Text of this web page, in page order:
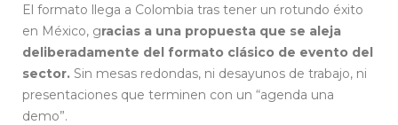
El formato llega a Colombia tras tener un rotundo éxito
en México, gracias a una propuesta que se aleja
deliberadamente del formato clásico de evento del
sector. Sin mesas redondas, ni desayunos de trabajo, ni
presentaciones que terminen con un “agenda una
demo”.